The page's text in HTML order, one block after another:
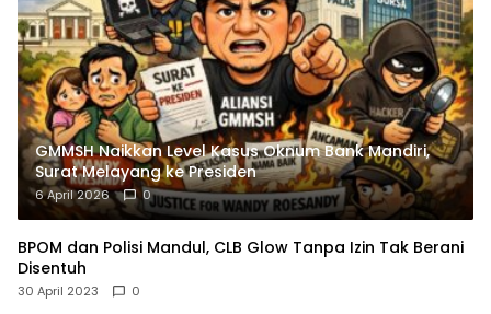
GMMSH Naikkan Level Kasus Oknum Bank Mandiri,
Surat Melayang ke Presiden
6 April 2026 0
BPOM dan Polisi Mandul, CLB Glow Tanpa Izin Tak Berani
Disentuh
30 April 2023 0